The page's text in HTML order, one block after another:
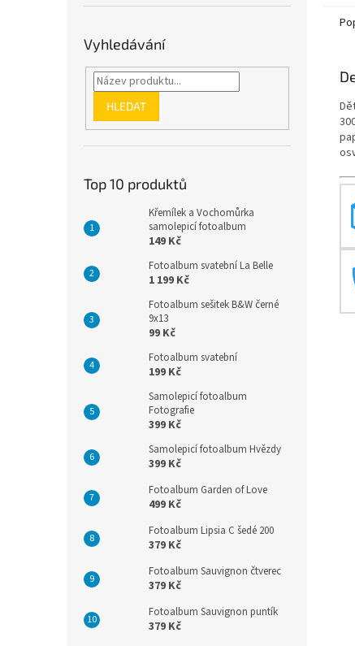
Vyhledávání
HLEDAT
Top 10 produktů
Křemílek a Vochomůrka
samolepicí fotoalbum
149 Kč
Fotoalbum svatební La Belle
1 199 Kč
Fotoalbum sešitek B&W černé
9x13
99 Kč
Fotoalbum svatební
199 Kč
Samolepicí fotoalbum
Fotografie
399 Kč
Samolepicí fotoalbum Hvězdy
399 Kč
Fotoalbum Garden of Love
499 Kč
Fotoalbum Lipsia C šedé 200
379 Kč
Fotoalbum Sauvignon čtverec
379 Kč
Fotoalbum Sauvignon puntík
379 Kč